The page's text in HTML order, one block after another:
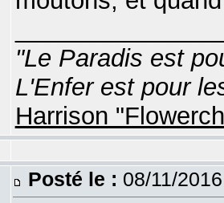
"Le Paradis est
L'Enfer est pour
Harrison
Posté le : 08/11/